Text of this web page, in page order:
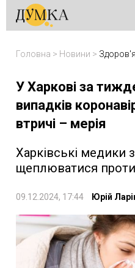
Головна > Новини > Здоров'я
У Харкові за
випадків
втричі – мерія
Харківські медики
щеплюватися проти
09.12.2024, 17:44 Юрій